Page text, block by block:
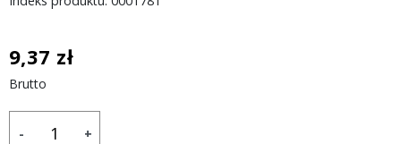
9,37 zł
Brutto
- +